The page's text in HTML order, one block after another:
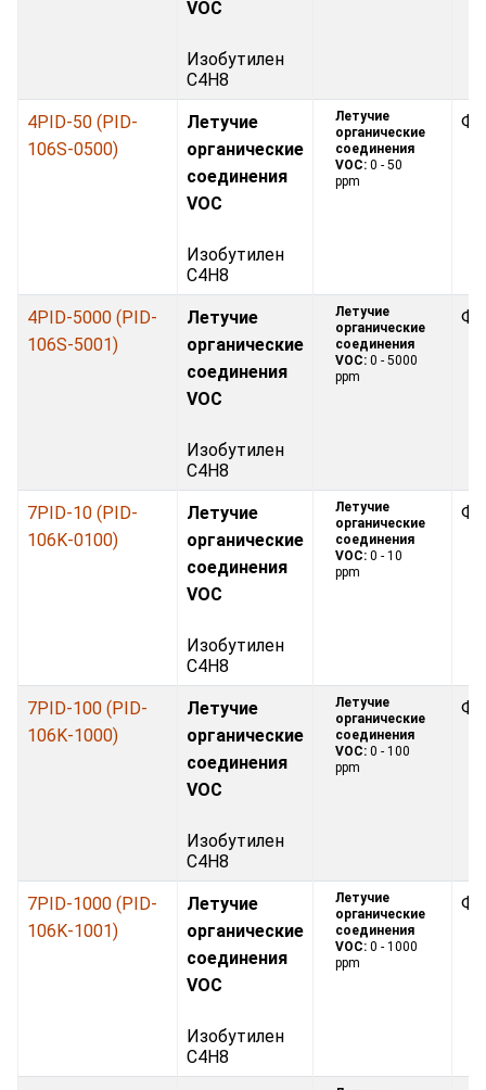
VOC
Изобутилен
C4H8
4PID-50 (PID-
106S-0500)
Летучие
органические
соединения
VOC
Изобутилен
C4H8
Летучие
органические
соединения
VOC: 0 - 50
ppm
4PID-5000 (PID-
106S-5001)
Летучие
органические
соединения
VOC
Изобутилен
C4H8
Летучие
органические
соединения
VOC: 0 - 5000
ppm
7PID-10 (PID-
106K-0100)
Летучие
органические
соединения
VOC
Изобутилен
C4H8
Летучие
органические
соединения
VOC: 0 - 10
ppm
7PID-100 (PID-
106K-1000)
Летучие
органические
соединения
VOC
Изобутилен
C4H8
Летучие
органические
соединения
VOC: 0 - 100
ppm
7PID-1000 (PID-
106K-1001)
Летучие
органические
соединения
VOC
Изобутилен
C4H8
Летучие
органические
соединения
VOC: 0 - 1000
ppm